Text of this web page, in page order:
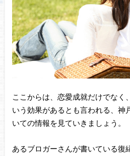
ここからは、恋愛成就だけでなく
いう効果があるとも言われる、神
いての情報を見ていきましょう。
あるブロガーさんが書いている復